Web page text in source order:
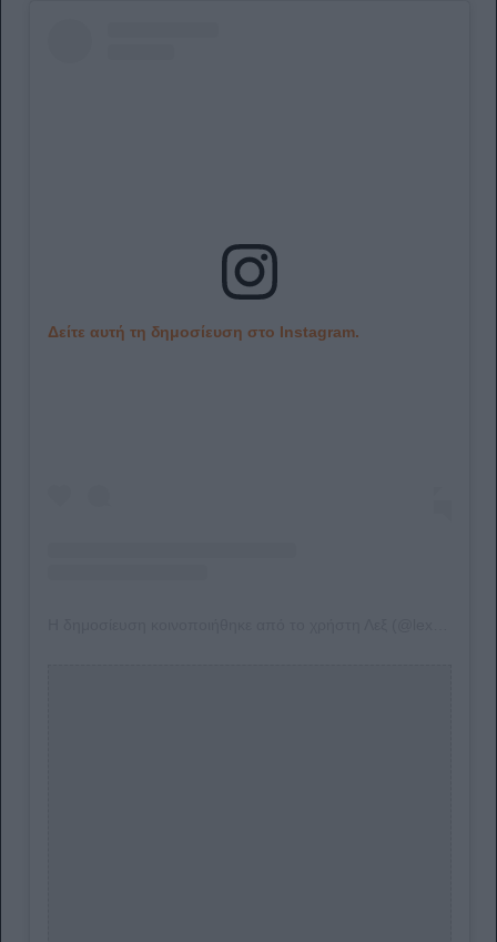
Δείτε αυτή τη δημοσίευση στο Instagram.